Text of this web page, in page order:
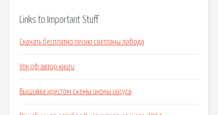
Links to Important Stuff
Скачать бесплатно песню светланы лобода
Упк рф автор книги
Вышивка крестом схемы иконы иисуса